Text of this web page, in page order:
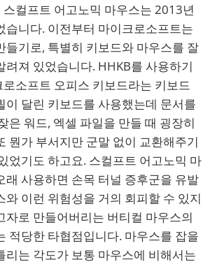
컬프트 어고노믹 마우스는 2013년
습니다. 이전부터 마이크로소프트는
들기로, 특별히 키보드와 마우스를 잘
려져 있었습니다. HHKB를 사용하기
소프트 오피스 키보드라는 키보드
이 달린 키보드를 사용했는데 문서를
은 워드, 엑셀 파일을 만들 때 굉장히
뭔가 부서지만 군말 없이 교환해주기
었기도 하고요. 스컬프트 어고노믹 마
래 사용하면 손목 터널 증후군을 유발
와 이런 위험성을 거의 회피할 수 있지
자로 만들어버리는 버티컬 마우스의
적당한 타협점입니다. 마우스를 잡을
리는 각도가 보통 마우스에 비해서는